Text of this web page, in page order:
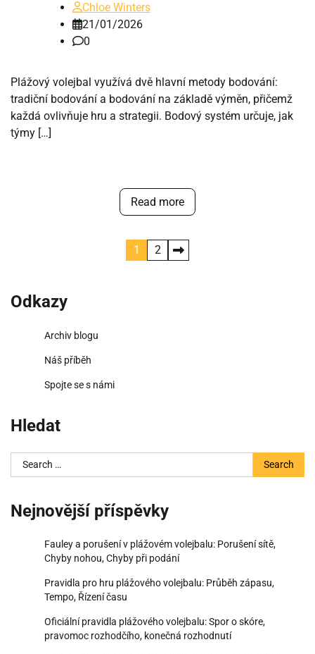
Chloe Winters
21/01/2026
0
Plážový volejbal využívá dvě hlavní metody bodování:
tradiční bodování a bodování na základě výměn, přičemž
každá ovlivňuje hru a strategii. Bodový systém určuje, jak
týmy […]
Read more
1 2
Odkazy
Archiv blogu
Náš příběh
Spojte se s námi
Hledat
Search
for:
Nejnovější příspěvky
Fauley a porušení v plážovém volejbalu: Porušení sítě,
Chyby nohou, Chyby při podání
Pravidla pro hru plážového volejbalu: Průběh zápasu,
Tempo, Řízení času
Oficiální pravidla plážového volejbalu: Spor o skóre,
pravomoc rozhodčího, konečná rozhodnutí